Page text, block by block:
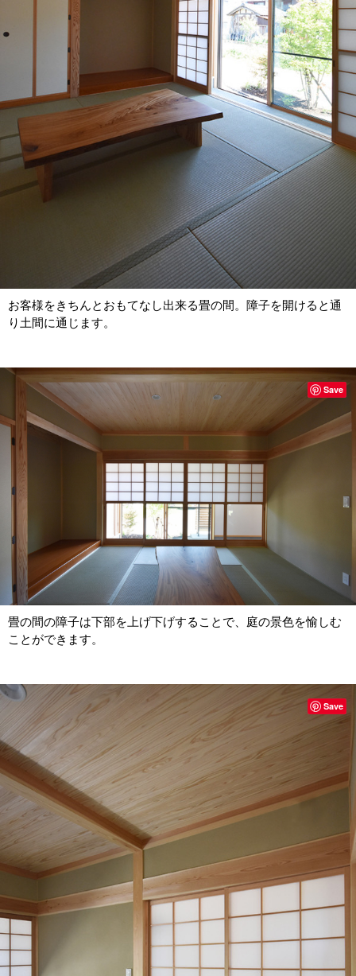
お客様をきちんとおもてなし出来る畳の間。障子を開けると通
り土間に通じます。
畳の間の障子は下部を上げ下げすることで、庭の景色を愉しむ
ことができます。
Save
Save